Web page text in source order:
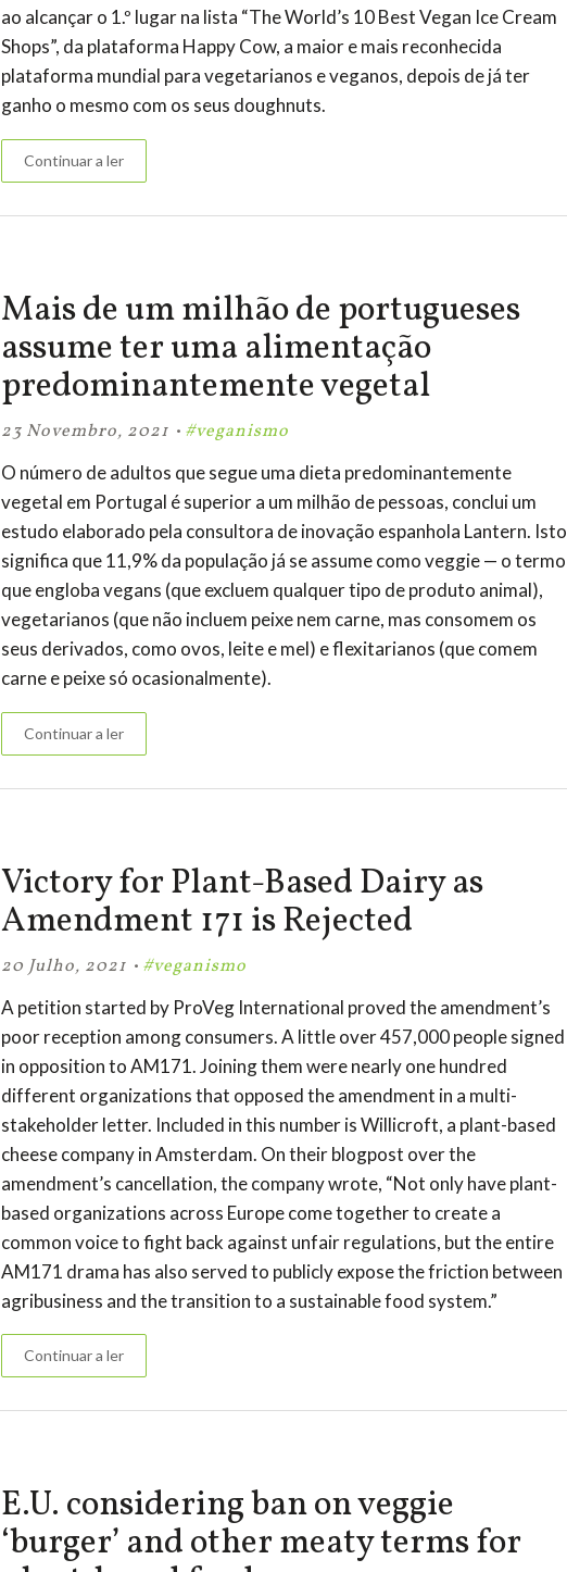
ao alcançar o 1.º lugar na lista “The World’s 10 Best Vegan Ice Cream
Shops”, da plataforma Happy Cow, a maior e mais reconhecida
plataforma mundial para vegetarianos e veganos, depois de já ter
ganho o mesmo com os seus doughnuts.
Continuar a ler
Mais de um milhão de portugueses
assume ter uma alimentação
predominantemente vegetal
23 Novembro, 2021 · #veganismo
O número de adultos que segue uma dieta predominantemente
vegetal em Portugal é superior a um milhão de pessoas, conclui um
estudo elaborado pela consultora de inovação espanhola Lantern. Isto
significa que 11,9% da população já se assume como veggie — o termo
que engloba vegans (que excluem qualquer tipo de produto animal),
vegetarianos (que não incluem peixe nem carne, mas consomem os
seus derivados, como ovos, leite e mel) e flexitarianos (que comem
carne e peixe só ocasionalmente).
Continuar a ler
Victory for Plant-Based Dairy as
Amendment 171 is Rejected
20 Julho, 2021 · #veganismo
A petition started by ProVeg International proved the amendment’s
poor reception among consumers. A little over 457,000 people signed
in opposition to AM171. Joining them were nearly one hundred
different organizations that opposed the amendment in a multi-
stakeholder letter. Included in this number is Willicroft, a plant-based
cheese company in Amsterdam. On their blogpost over the
amendment’s cancellation, the company wrote, “Not only have plant-
based organizations across Europe come together to create a
common voice to fight back against unfair regulations, but the entire
AM171 drama has also served to publicly expose the friction between
agribusiness and the transition to a sustainable food system.”
Continuar a ler
E.U. considering ban on veggie
‘burger’ and other meaty terms for
Desafio aceite!
Vamos a isso?